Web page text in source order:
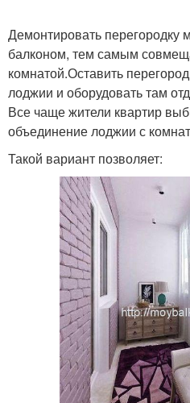
Демонтировать перегородку
балконом, тем самым
комнатой.Оставить
лоджии и оборудовать там
Все чаще жители квартир
объединение лоджии с
Такой вариант позволяет: